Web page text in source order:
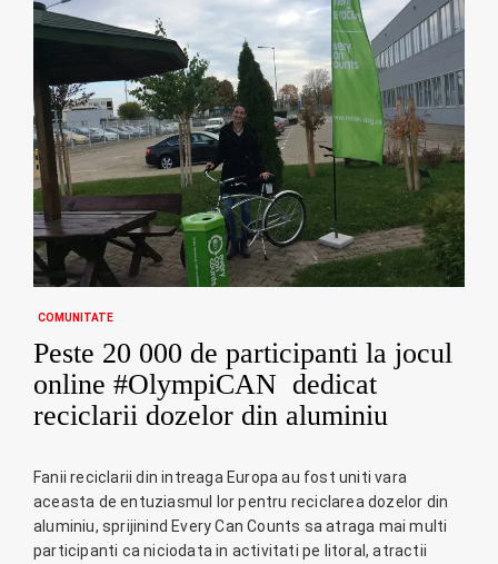
COMUNITATE
Peste 20 000 de participanti la jocul
online #OlympiCAN dedicat
reciclarii dozelor din aluminiu
Fanii reciclarii din intreaga Europa au fost uniti vara
aceasta de entuziasmul lor pentru reciclarea dozelor din
aluminiu, sprijinind Every Can Counts sa atraga mai multi
participanti ca niciodata in activitati pe litoral, atractii